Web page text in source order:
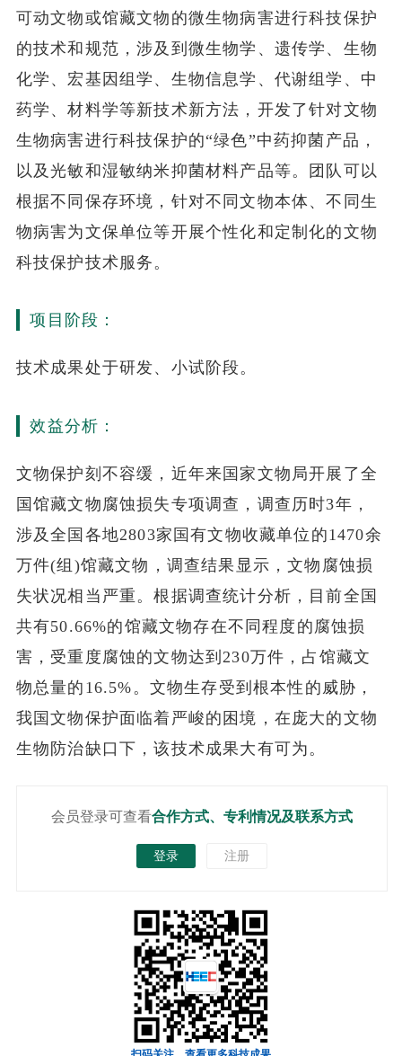
可动文物或馆藏文物的微生物病害进行科技保护
的技术和规范，涉及到微生物学、遗传学、生物
化学、宏基因组学、生物信息学、代谢组学、中
药学、材料学等新技术新方法，开发了针对文物
生物病害进行科技保护的“绿色”中药抑菌产品，
以及光敏和湿敏纳米抑菌材料产品等。团队可以
根据不同保存环境，针对不同文物本体、不同生
物病害为文保单位等开展个性化和定制化的文物
科技保护技术服务。
项目阶段：
技术成果处于研发、小试阶段。
效益分析：
文物保护刻不容缓，近年来国家文物局开展了全
国馆藏文物腐蚀损失专项调查，调查历时3年，
涉及全国各地2803家国有文物收藏单位的1470余
万件(组)馆藏文物，调查结果显示，文物腐蚀损
失状况相当严重。根据调查统计分析，目前全国
共有50.66%的馆藏文物存在不同程度的腐蚀损
害，受重度腐蚀的文物达到230万件，占馆藏文
物总量的16.5%。文物生存受到根本性的威胁，
我国文物保护面临着严峻的困境，在庞大的文物
生物防治缺口下，该技术成果大有可为。
会员登录可查看合作方式、专利情况及联系方式
登录 注册